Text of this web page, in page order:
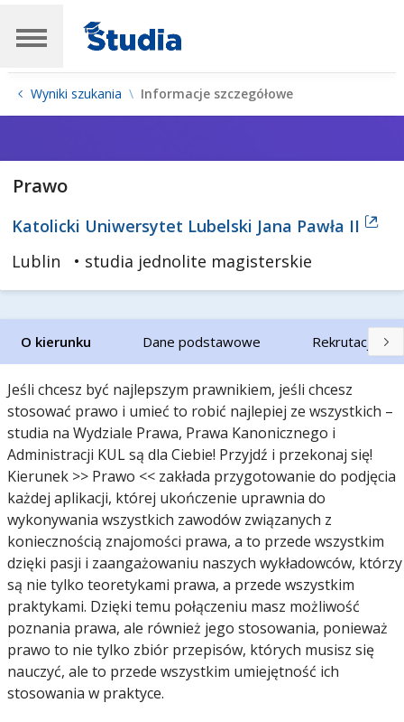
Wyniki szukania Informacje szczegółowe
Prawo
Katolicki Uniwersytet Lubelski Jana Pawła II
Lublin
• studia jednolite magisterskie
O kierunku Dane podstawowe Rekrutacja
Jeśli chcesz być najlepszym prawnikiem, jeśli chcesz
stosować prawo i umieć to robić najlepiej ze wszystkich –
studia na Wydziale Prawa, Prawa Kanonicznego i
Administracji KUL są dla Ciebie! Przyjdź i przekonaj się!
Kierunek >> Prawo << zakłada przygotowanie do podjęcia
każdej aplikacji, której ukończenie uprawnia do
wykonywania wszystkich zawodów związanych z
koniecznością znajomości prawa, a to przede wszystkim
dzięki pasji i zaangażowaniu naszych wykładowców, którzy
są nie tylko teoretykami prawa, a przede wszystkim
praktykami. Dzięki temu połączeniu masz możliwość
poznania prawa, ale również jego stosowania, ponieważ
prawo to nie tylko zbiór przepisów, których musisz się
nauczyć, ale to przede wszystkim umiejętność ich
stosowania w praktyce.